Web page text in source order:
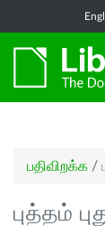
பதிவிறக்க /
புத்தம்